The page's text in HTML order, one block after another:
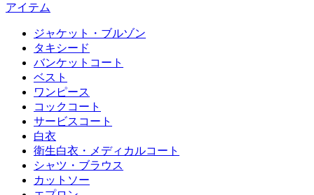
アイテム
ジャケット・ブルゾン
タキシード
バンケットコート
ベスト
ワンピース
コックコート
サービスコート
白衣
衛生白衣・メディカルコート
シャツ・ブラウス
カットソー